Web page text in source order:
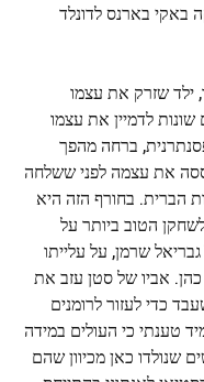
בארנס לדונלד
שזרק את עצמו
שונות לדמיין את עצמו
ברחה מהפך
את עצמה לפני ששלחה
הברית. בחורף הזה היא
הטוב ביותר על
גבריאל שרמן, על עלייתו
אביו של סטן עזב את
כדי לעזור לרומנים
טענתי כי העולים במידה
שנולדו כאן מכיוון שהם